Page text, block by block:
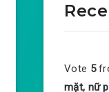
Vote 5
mặt, nữ